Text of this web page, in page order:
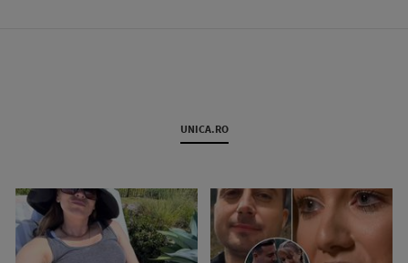
UNICA.RO